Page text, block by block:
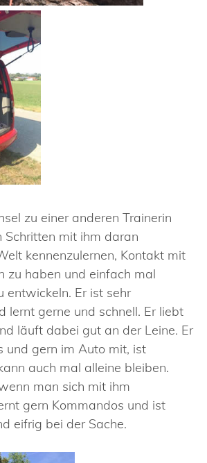
zu einer anderen Trainerin
Schritten mit ihm daran
kennenzulernen, Kontakt mit
zu haben und einfach mal
entwickeln. Er ist sehr
lernt gerne und schnell. Er liebt
läuft dabei gut an der Leine. Er
und gern im Auto mit, ist
auch mal alleine bleiben.
man sich mit ihm
gern Kommandos und ist
eifrig bei der Sache.